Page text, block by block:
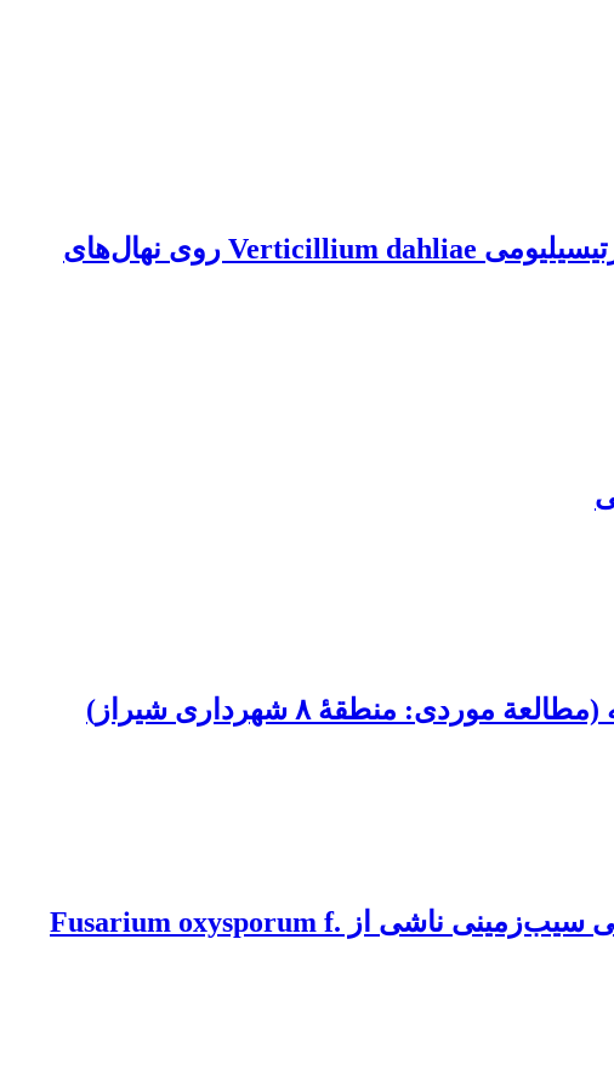
بررسی اثر متقابل نماتد ریشه گرهی Meloidogyne javanica و قارچ عامل پژمردگی ورتیسیلیومی Verticillium dahliae روی نهال‌های
منطقۀ ۸ شهرداری شیراز)
تعامل Bacillus velezensis و Trichoderma harzianum برای کنترل پژمردگی فوزاریومی سیب‌زمینی ناشی از Fusarium oxysporum f.